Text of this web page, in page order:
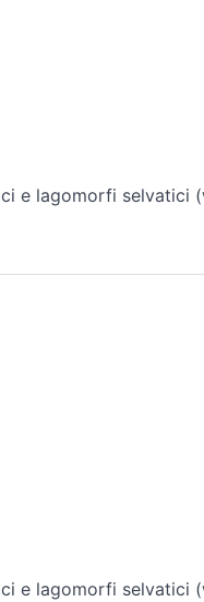
e lagomorfi selvatici
e lagomorfi selvatici